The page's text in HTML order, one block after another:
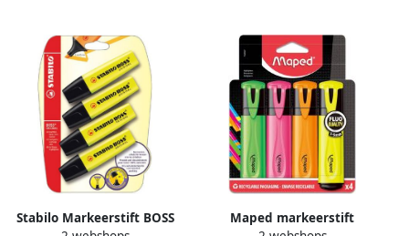
Stabilo Markeerstift BOSS
Maped markeerstift